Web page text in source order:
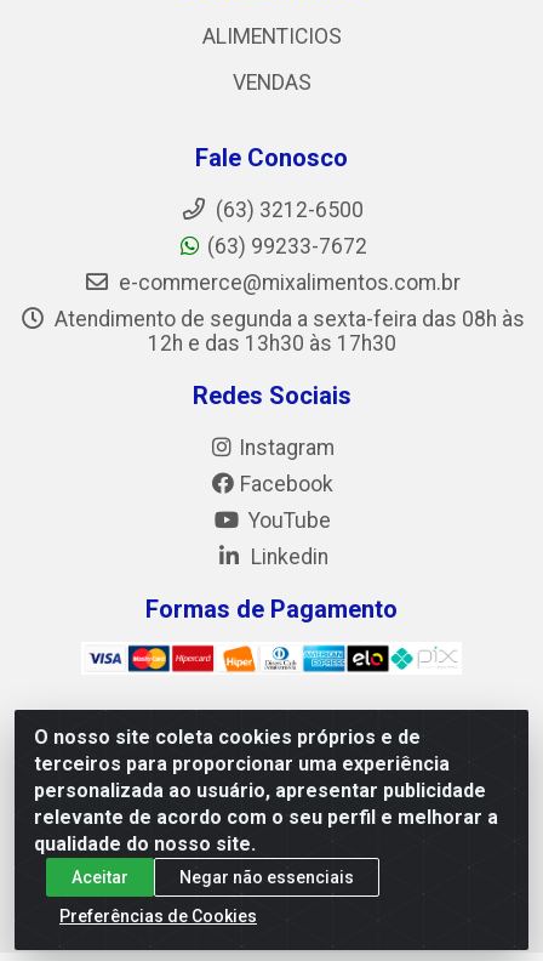
O nosso site coleta cookies próprios e de
terceiros para proporcionar uma experiência
personalizada ao usuário, apresentar publicidade
relevante de acordo com o seu perfil e melhorar a
qualidade do nosso site.
Aceitar
Negar não essenciais
Preferências de Cookies
ALIMENTICIOS
VENDAS
Fale Conosco
(63) 3212-6500
(63) 99233-7672
e-commerce@mixalimentos.com.br
Atendimento de segunda a sexta-feira das 08h às
12h e das 13h30 às 17h30
Redes Sociais
Instagram
Facebook
YouTube
Linkedin
Formas de Pagamento
Mix Alimentos LTDA - Quadra Asr Ne 55 (412 Norte), Alameda
02, S/N - Plano Diretor Norte, Palmas/TO - CEP 77.006-540 -
CNPJ 05.922.500/0001-02